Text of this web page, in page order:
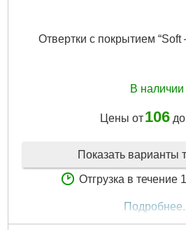
Отвертки с покрытием “Soft
В наличии
Цены от 106до
Показать варианты
Отгрузка в течение